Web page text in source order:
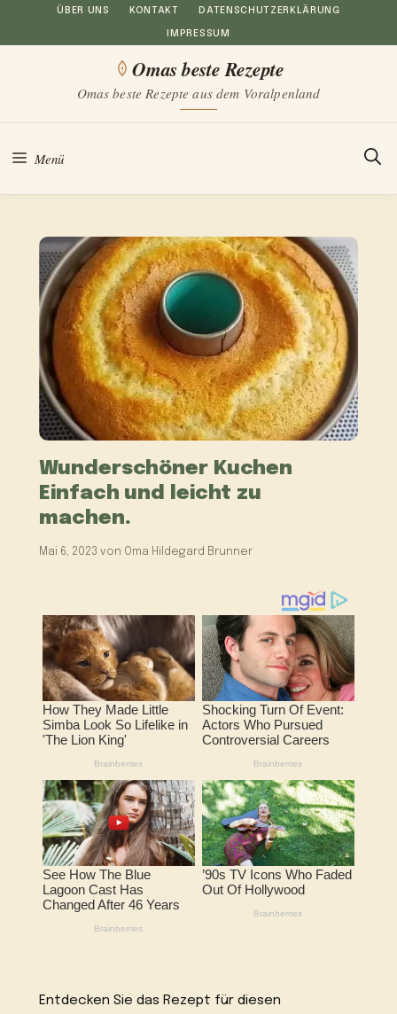
Inhalt
ÜBER UNS KONTAKT DATENSCHUTZERKLÄRUNG
IMPRESSUM
Omas beste Rezepte
Omas beste Rezepte aus dem Voralpenland
Menü
Wunderschöner Kuchen
Einfach und leicht zu
machen.
Mai 6, 2023 von Oma Hildegard Brunner
Entdecken Sie das Rezept für diesen